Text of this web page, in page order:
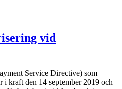
vid
Service Directive) som
i kraft den 14 september 2019 och